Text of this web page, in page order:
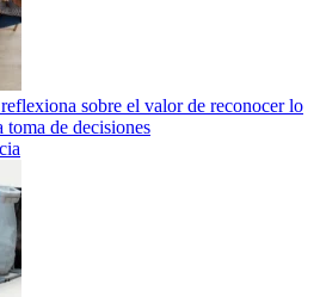
sobre el valor de reconocer lo
toma de decisiones